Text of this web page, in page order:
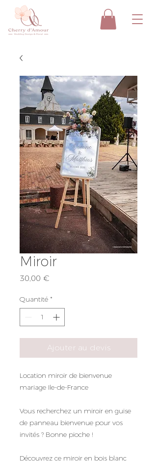
Miroir
30,00 €
Quantité *
Ajouter au devis
Location miroir de bienvenue
mariage Ile-de-France
Vous recherchez un miroir en guise
de panneau bienvenue pour vos
invités ? Bonne pioche !
Découvrez ce miroir en bois blanc